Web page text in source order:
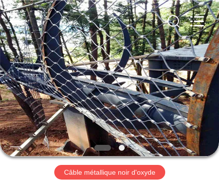
MAISON
PRODUITS
AU
SUJET
DE
NOUS
Anping
Yuntong
Metal
Wire
Mesh
Co.,Ltd.
All
Rights
Reserved.
Câble métallique noir d'oxyde